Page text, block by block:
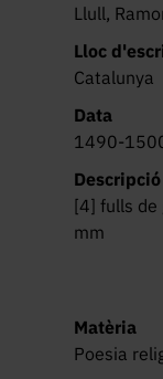
Llull,
Lloc
Catalunya
Data
1490-
Descripció
[4] fulls
mm
Matèria
Poesia